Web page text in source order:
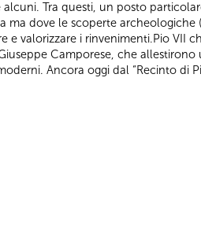
Tra questi, un posto
ma dove le scoperte archeologiche
valorizzare i rinvenimenti.Pio VII
Camporese, che allestirono
Ancora oggi dal “Recinto di